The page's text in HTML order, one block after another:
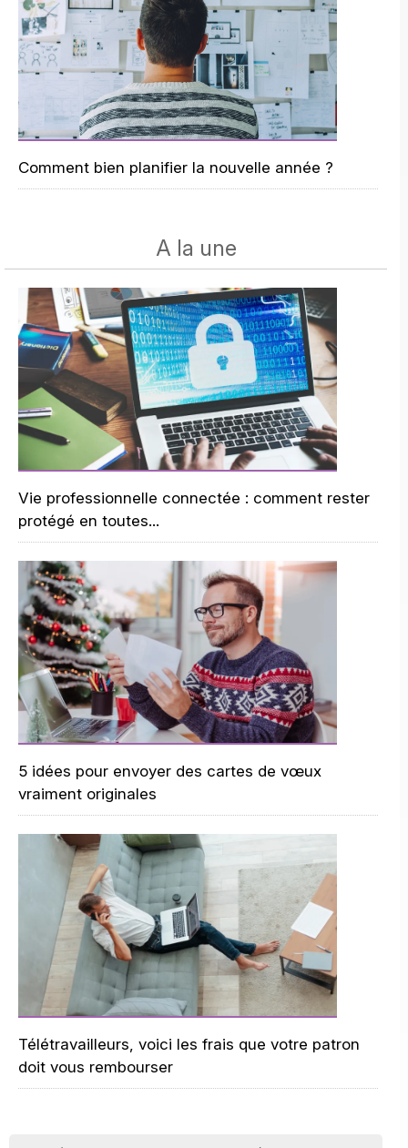
Comment bien planifier la nouvelle année ?
A la une
Vie professionnelle connectée : comment rester
protégé en toutes...
5 idées pour envoyer des cartes de vœux
vraiment originales
Télétravailleurs, voici les frais que votre patron
doit vous rembourser